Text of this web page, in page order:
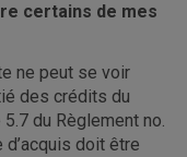
certains de mes
ne peut se voir
des crédits du
du Règlement no.
doit être